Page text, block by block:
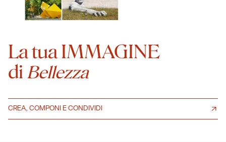
La tua IMMAGINE
di Bellezza
CREA, COMPONI E CONDIVIDI